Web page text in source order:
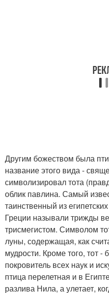
Другим божеством была
название этого вида -
символизировал тота
облик павлина. Самый
таинственный из
Греции называли трижды
трисмегистом. Символом
луны, содержащая, как
мудрости. Кроме того, тот -
покровитель всех наук и
птица перелетная и в
разлива Нила, а улетает,